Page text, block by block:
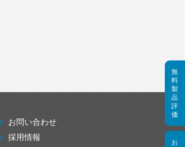
お問い合わせ
採用情報